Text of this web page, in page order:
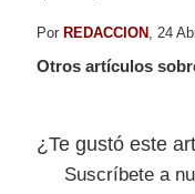
Por REDACCION , 24
Otros artículos
¿Te gustó este
Suscríbete a